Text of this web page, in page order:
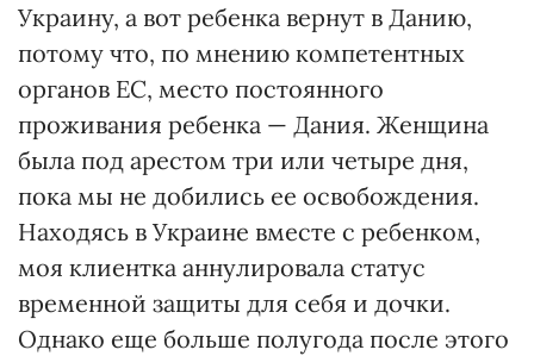
Украину, а вот ребенка вернут в Данию,
потому что, по мнению компетентных
органов ЕС, место постоянного
проживания ребенка — Дания. Женщина
была под арестом три или четыре дня,
пока мы не добились ее освобождения.
Находясь в Украине вместе с ребенком,
моя клиентка аннулировала статус
временной защиты для себя и дочки.
Однако еще больше полугода после этого